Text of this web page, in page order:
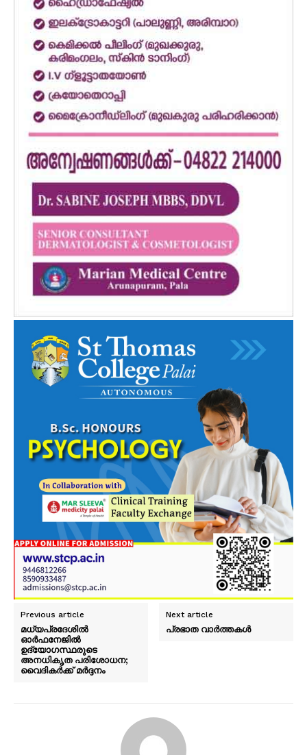
Previous article
മധ്യപ്രദേശില്‍
ഓർഫനേജിൽ
ഉദ്യോഗസ്ഥരുടെ
അനധികൃത പരിശോധന;
വൈദികര്‍ക്ക് മര്‍ദ്ദനം
Next article
പ്രഭാത വാർത്തകൾ